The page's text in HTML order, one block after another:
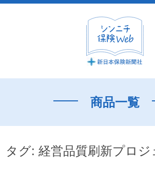
商品一覧
タグ: 経営品質刷新プロジ